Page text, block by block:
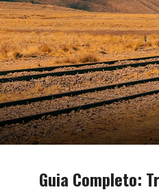
Guia Completo: